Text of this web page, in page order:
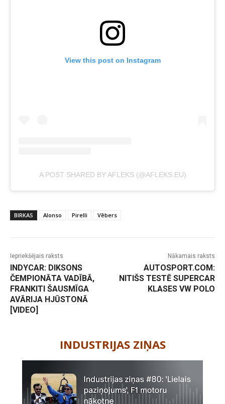
View this post on Instagram
A POST SHARED BY AFLEKS (@AFLEKS.EU)
BIRKAS Alonso Pirelli Vēbers
Iepriekšējais raksts
INDYCAR: DIKSONS
ČEMPIONĀTA VADĪBĀ,
FRANKITI ŠAUSMĪGA
AVĀRIJA HJŪSTONĀ
[VIDEO]
Nākamais raksts
AUTOSPORT.COM:
NITIŠS TESTĒ SUPERCAR
KLASES VW POLO
INDUSTRIJAS ZIŅAS